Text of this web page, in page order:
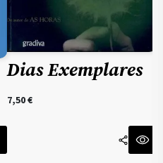
Dias Exemplares
7,50€